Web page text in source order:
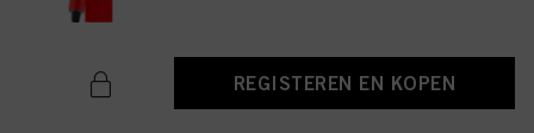
REGISTEREN EN KOPEN